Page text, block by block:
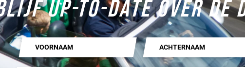
UP-TO-DATE OVER DE